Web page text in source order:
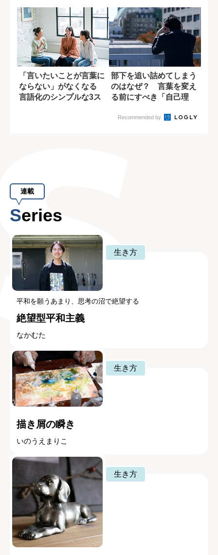
「言いたいことが言葉に
ならない」がなくなる
言語化のシンプルな3ス
部下を追い詰めてしまう
のはなぜ？ 言葉を変え
る前にすべき「自己理
Recommended by
連載
Series
生き方
平和を願うあまり、思考の沼で絶望する
絶望型平和主義
なかむた
生き方
描き屑の瞬き
いのうえまりこ
生き方